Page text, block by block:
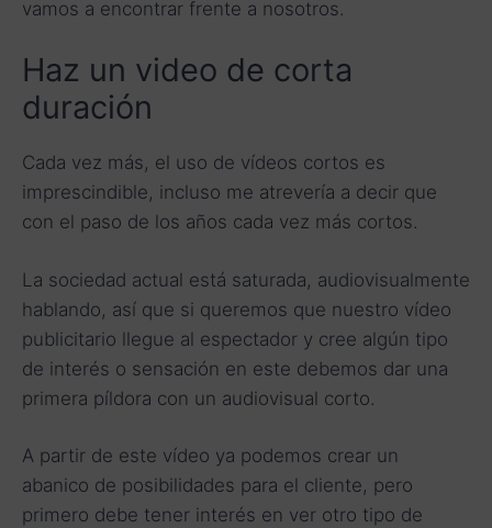
vamos a encontrar frente a nosotros.
Haz un video de corta
duración
Cada vez más, el uso de vídeos cortos es
imprescindible, incluso me atrevería a decir que
con el paso de los años cada vez más cortos.
La sociedad actual está saturada, audiovisualmente
hablando, así que si queremos que nuestro vídeo
publicitario llegue al espectador y cree algún tipo
de interés o sensación en este debemos dar una
primera píldora con un audiovisual corto.
A partir de este vídeo ya podemos crear un
abanico de posibilidades para el cliente, pero
primero debe tener interés en ver otro tipo de